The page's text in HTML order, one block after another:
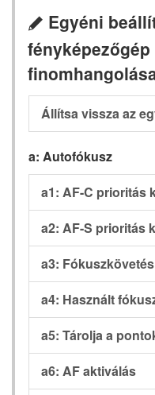
A Egyéni
Állítsa vissza az
a: Autofókusz
a1: AF-C prioritás
a2: AF-S prioritás
a3:
a4: Használt
a5: Tárolja a
a6: AF aktiválás